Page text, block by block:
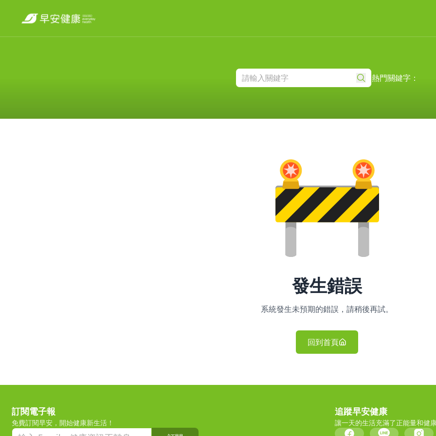
熱門關鍵字：
發生錯誤
系統發生未預期的錯誤，請稍後再試。
回到首頁
訂閱電子報
免費訂閱早安，開始健康新生活！
追蹤早安健康
讓一天的生活充滿了正能量和健